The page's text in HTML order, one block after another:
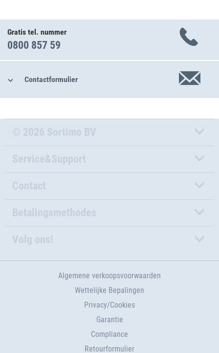
Gratis tel. nummer
0800 857 59
Contactformulier
© 2026 Sortimo BV
Service&Support
Contact
Betalingsmethodes
Volg ons!
Algemene verkoopsvoorwaarden
Wettelijke Bepalingen
Privacy/Cookies
Garantie
Compliance
Retourformulier